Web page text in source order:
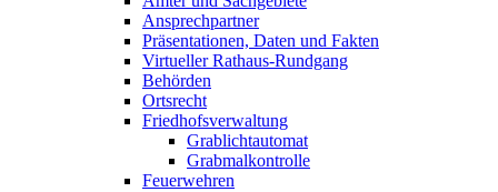
Ansprechpartner
Präsentationen, Daten und Fakten
Virtueller Rathaus-Rundgang
Behörden
Ortsrecht
Friedhofsverwaltung
Grablichtautomat
Grabmalkontrolle
Feuerwehren